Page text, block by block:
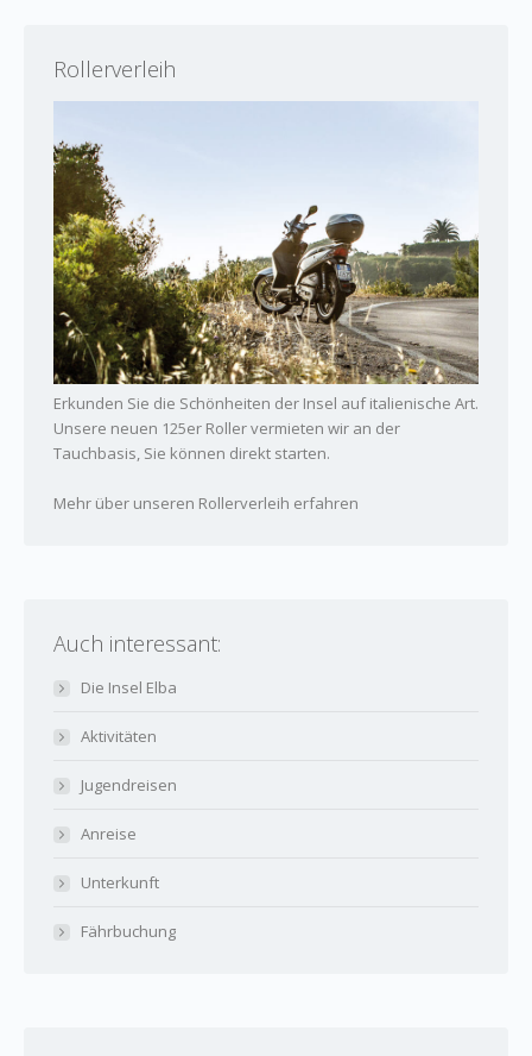
Rollerverleih
Erkunden Sie die Schönheiten der Insel auf italienische Art.
Unsere neuen 125er Roller vermieten wir an der
Tauchbasis, Sie können direkt starten.
Mehr über unseren Rollerverleih erfahren
Auch interessant:
Die Insel Elba
Aktivitäten
Jugendreisen
Anreise
Unterkunft
Fährbuchung